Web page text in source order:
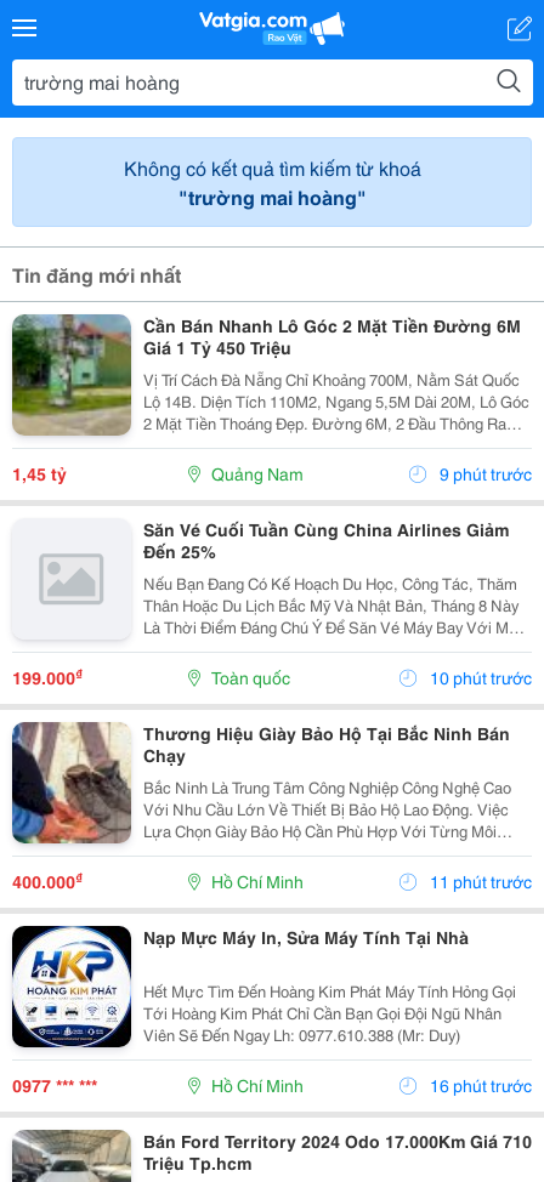
Không có kết quả tìm kiếm từ khoá
"trường mai hoàng"
Tin đăng mới nhất
Cần Bán Nhanh Lô Góc 2 Mặt Tiền Đường 6M
Giá 1 Tỷ 450 Triệu
Vị Trí Cách Đà Nẵng Chỉ Khoảng 700M, Nằm Sát Quốc
Lộ 14B. Diện Tích 110M2, Ngang 5,5M Dài 20M, Lô Góc
2 Mặt Tiền Thoáng Đẹp. Đường 6M, 2 Đầu Thông Ra
Quốc Lộ 14B Và Đt609, Di Chuyển Thuận Tiện. Khu Dân
Cư Đông Đúc, Nhà Cửa Hiện Hữu, Tiện Ích...
1,45 tỷ Quảng Nam 9 phút trước
Săn Vé Cuối Tuần Cùng China Airlines Giảm
Đến 25%
Nếu Bạn Đang Có Kế Hoạch Du Học, Công Tác, Thăm
Thân Hoặc Du Lịch Bắc Mỹ Và Nhật Bản, Tháng 8 Này
Là Thời Điểm Đáng Chú Ý Để Săn Vé Máy Bay Với Mức
Giá Ưu Đãi. China Airlines Triển Khai Chương Trình Ưu
Đãi Cuối Tuần Giảm Đến 25% Cho Một Số Hành Trình...
199.000₫ Toàn quốc 10 phút trước
Thương Hiệu Giày Bảo Hộ Tại Bắc Ninh Bán
Chạy
Bắc Ninh Là Trung Tâm Công Nghiệp Công Nghệ Cao
Với Nhu Cầu Lớn Về Thiết Bị Bảo Hộ Lao Động. Việc
Lựa Chọn Giày Bảo Hộ Cần Phù Hợp Với Từng Môi
Trường Làm Việc, Từ Cơ Khí, Sản Xuất Đến Phòng
Sạch, Điện Tử. Bài Viết Cung Cấp Những Thông Tin
Thực Tế Về...
400.000₫ Hồ Chí Minh 11 phút trước
Nạp Mực Máy In, Sửa Máy Tính Tại Nhà
Hết Mực Tìm Đến Hoàng Kim Phát Máy Tính Hỏng Gọi
Tới Hoàng Kim Phát Chỉ Cần Bạn Gọi Đội Ngũ Nhân
Viên Sẽ Đến Ngay Lh: 0977.610.388 (Mr: Duy)
0977 *** *** Hồ Chí Minh 16 phút trước
Bán Ford Territory 2024 Odo 17.000Km Giá 710
Triệu Tp.hcm